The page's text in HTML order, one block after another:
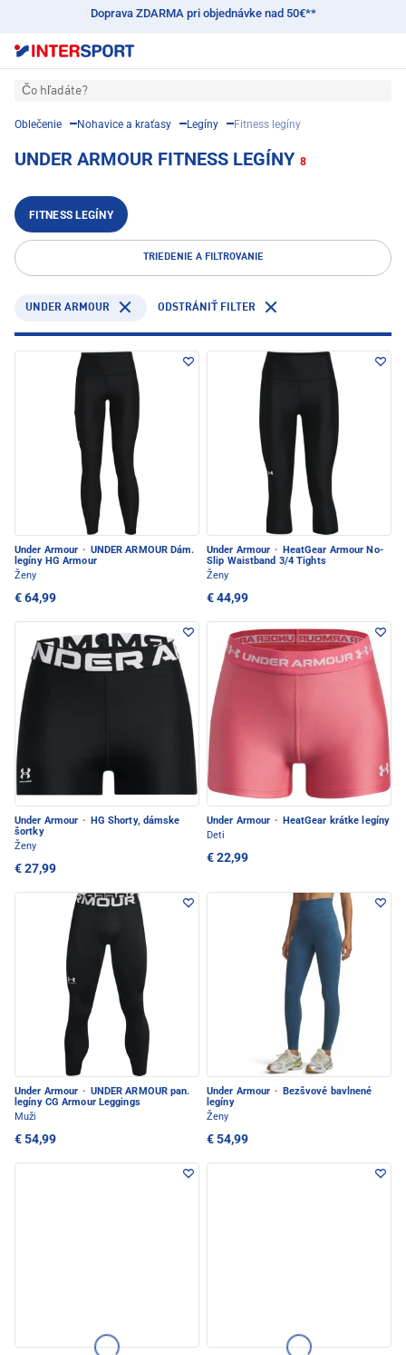
Doprava ZDARMA pri objednávke nad 50€**
Čo hľadáte?
Oblečenie Nohavice a kraťasy Legíny Fitness legíny
UNDER ARMOUR FITNESS LEGÍNY 8
FITNESS LEGÍNY
TRIEDENIE A FILTROVANIE
UNDER ARMOUR ODSTRÁNIŤ FILTER
Under Armour · UNDER ARMOUR Dám.
legíny HG Armour
Ženy
€ 64,99
Under Armour · HeatGear Armour No-
Slip Waistband 3/4 Tights
Ženy
€ 44,99
Under Armour · HG Shorty, dámske
šortky
Ženy
€ 27,99
Under Armour · HeatGear krátke legíny
Deti
€ 22,99
Under Armour · UNDER ARMOUR pan.
legíny CG Armour Leggings
Muži
€ 54,99
Under Armour · Bezšvové bavlnené
legíny
Ženy
€ 54,99